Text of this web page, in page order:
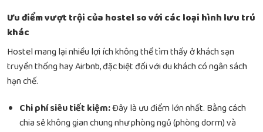
Ưu điểm vượt trội của hostel so với các loại hình lưu trú
khác
Hostel mang lại nhiều lợi ích không thể tìm thấy ở khách sạn
truyền thống hay Airbnb, đặc biệt đối với du khách có ngân sách
hạn chế.
Chi phí siêu tiết kiệm:Đây là ưu điểm lớn nhất. Bằng cách
chia sẻ không gian chung như phòng ngủ (phòng dorm) và